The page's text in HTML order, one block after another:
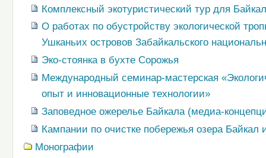
Комплексный экотуристический тур для
О работах по обустройству экологической
Ушканьих островов Забайкальского
Эко-стоянка в бухте Сорожья
Международный семинар-мастерская
опыт и инновационные технологии»
Заповедное ожерелье Байкала (медиа-
Кампании по очистке побережья озера Байкал
Монографии